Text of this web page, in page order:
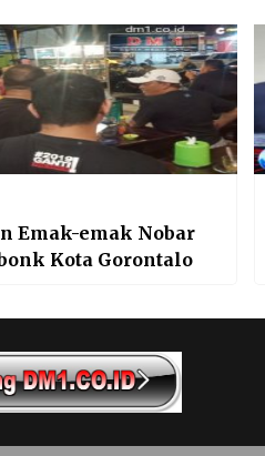
Emak-emak Nobar
Kota Gorontalo